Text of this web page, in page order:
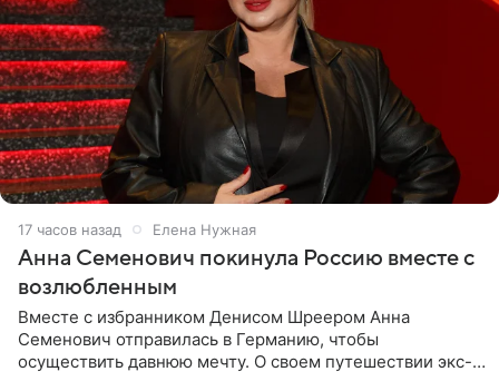
17 часов назад Елена Нужная
Анна Семенович покинула Россию вместе с
возлюбленным
Вместе с избранником Денисом Шреером Анна
Семенович отправилась в Германию, чтобы
осуществить давнюю мечту. О своем путешествии экс-